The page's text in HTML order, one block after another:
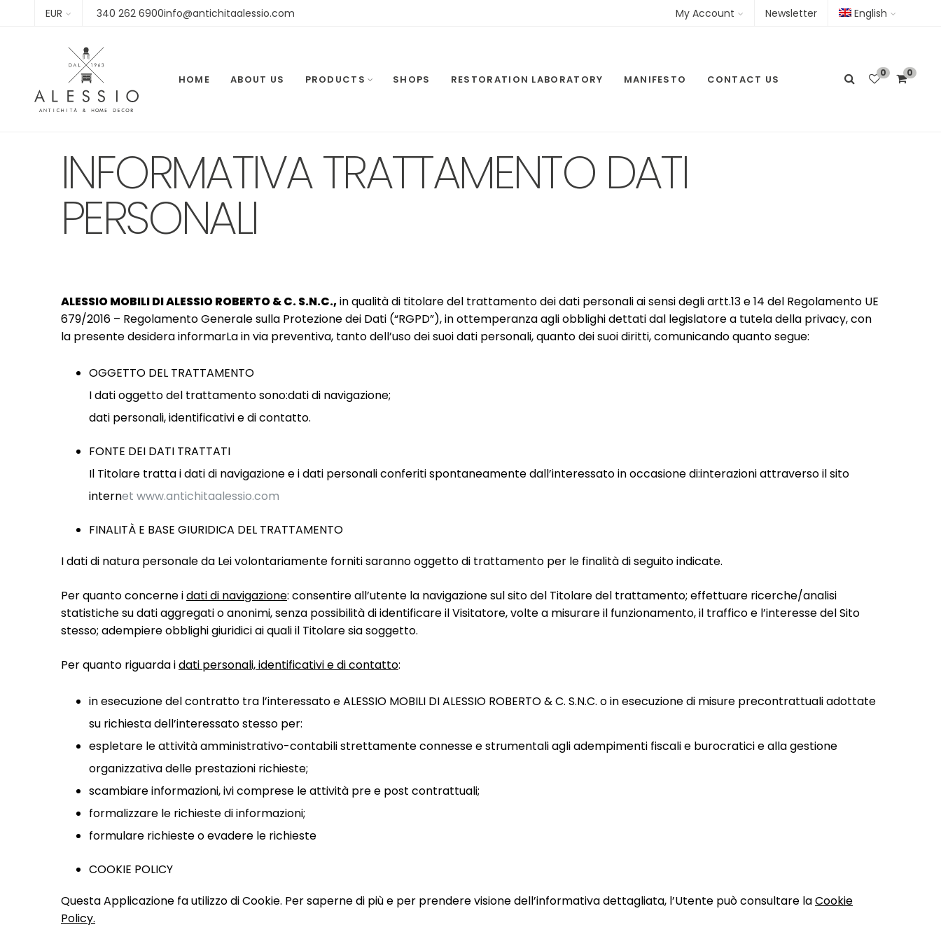
EUR 340 262 6900info@antichitaalessio.com My Account Newsletter English
HOME ABOUT US PRODUCTS SHOPS RESTORATION LABORATORY MANIFESTO CONTACT US
0 0
INFORMATIVA TRATTAMENTO DATI
PERSONALI
ALESSIO MOBILI DI ALESSIO ROBERTO & C. S.N.C.,in qualità di titolare del trattamento dei dati personali ai sensi degli artt.13 e 14 del Regolamento UE
679/2016 – Regolamento Generale sulla Protezione dei Dati (“RGPD”), in ottemperanza agli obblighi dettati dal legislatore a tutela della privacy, con
la presente desidera informarLa in via preventiva, tanto dell’uso dei suoi dati personali, quanto dei suoi diritti, comunicando quanto segue:
OGGETTO DEL TRATTAMENTO
I dati oggetto del trattamento sono:dati di navigazione;
dati personali, identificativi e di contatto.
FONTE DEI DATI TRATTATI
Il Titolare tratta i dati di navigazione e i dati personali conferiti spontaneamente dall’interessato in occasione di:interazioni attraverso il sito
internet www.antichitaalessio.com
FINALITÀ E BASE GIURIDICA DEL TRATTAMENTO
I dati di natura personale da Lei volontariamente forniti saranno oggetto di trattamento per le finalità di seguito indicate.
Per quanto concerne idati di navigazione: consentire all’utente la navigazione sul sito del Titolare del trattamento; effettuare ricerche/analisi
statistiche su dati aggregati o anonimi, senza possibilità di identificare il Visitatore, volte a misurare il funzionamento, il traffico e l’interesse del Sito
stesso; adempiere obblighi giuridici ai quali il Titolare sia soggetto.
Per quanto riguarda idati personali, identificativi e di contatto:
in esecuzione del contratto tra l’interessato e ALESSIO MOBILI DI ALESSIO ROBERTO & C. S.N.C. o in esecuzione di misure precontrattuali adottate
su richiesta dell’interessato stesso per:
espletare le attività amministrativo-contabili strettamente connesse e strumentali agli adempimenti fiscali e burocratici e alla gestione
organizzativa delle prestazioni richieste;
scambiare informazioni, ivi comprese le attività pre e post contrattuali;
formalizzare le richieste di informazioni;
formulare richieste o evadere le richieste
COOKIE POLICY
Questa Applicazione fa utilizzo di Cookie. Per saperne di più e per prendere visione dell’informativa dettagliata, l’Utente può consultare laCookie
Policy.